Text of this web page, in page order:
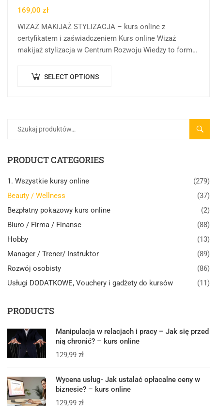
169,00 zł
WIZAŻ MAKIJAŻ STYLIZACJA – kurs online z
certyfikatem i zaświadczeniem Kurs online Wizaż
makijaż stylizacja w Centrum Rozwoju Wiedzy to forma
teoretycznej,…SELECT OPTIONS
PRODUCT CATEGORIES
1. Wszystkie kursy online
(279)
Beauty / Wellness
(37)
Bezpłatny pokazowy kurs online
(2)
Biuro / Firma / Finanse
(88)
Hobby
(13)
Manager / Trener/ Instruktor
(89)
Rozwój osobisty
(86)
Usługi DODATKOWE, Vouchery i gadżety do kursów
(11)
PRODUCTS
Manipulacja w relacjach i pracy – Jak się przed
nią chronić? – kurs online
129,99 zł
Wycena usług- Jak ustalać opłacalne ceny w
biznesie? – kurs online
129,99 zł